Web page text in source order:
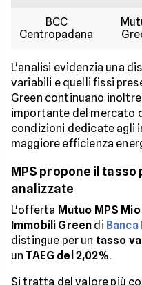
BCC
Centropadana
L'analisi evidenzia una
variabili e quelli fissi
Green continuano
importante del mercato
condizioni dedicate agli
maggiore efficienza
MPS propone il
analizzate
L'offerta Mutuo MPS
Immobili Green di
distingue per un tasso
un TAEG del 2,02%.
Si tratta del valore più